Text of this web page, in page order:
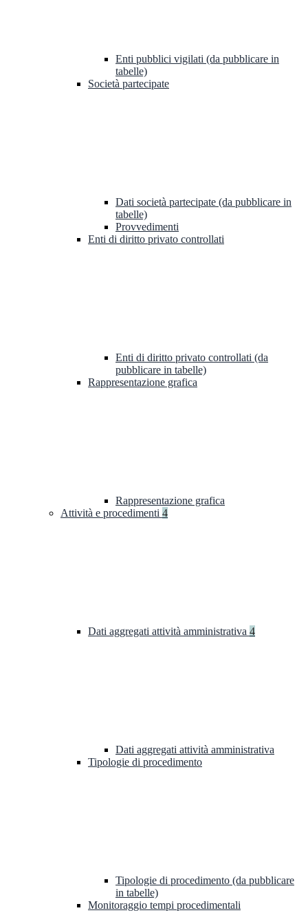
Enti pubblici vigilati (da pubblicare in
tabelle)
Società partecipate
Dati società partecipate (da pubblicare in
tabelle)
Provvedimenti
Enti di diritto privato controllati
Enti di diritto privato controllati (da
pubblicare in tabelle)
Rappresentazione grafica
Rappresentazione grafica
Attività e procedimenti 4
Dati aggregati attività amministrativa 4
Dati aggregati attività amministrativa
Tipologie di procedimento
Tipologie di procedimento (da pubblicare
in tabelle)
Monitoraggio tempi procedimentali